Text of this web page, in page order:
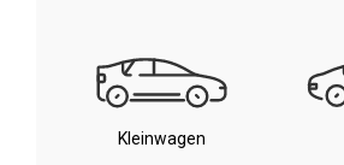
Kleinwagen